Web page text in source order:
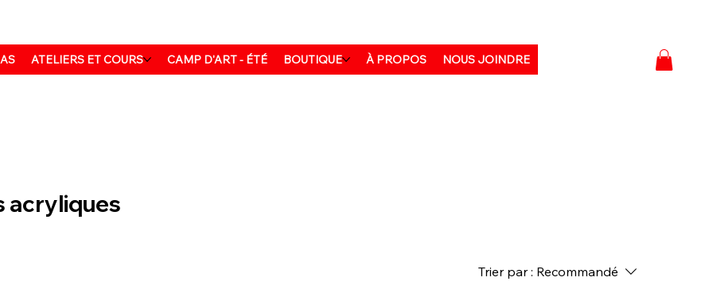
ATELIERS ET COURS CAMP D'ART - ÉTÉ BOUTIQUE À PROPOS NOUS JOINDRE
acryliques
Trier par : Recommandé